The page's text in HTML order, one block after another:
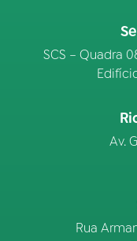
SCS – Quadra
Av.
Rua